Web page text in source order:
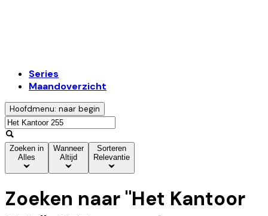
Series
Maandoverzicht
Hoofdmenu: naar begin
Zoeken in
Alles
Wanneer
Altijd
Sorteren
Relevantie
Zoeken naar "Het Kantoor